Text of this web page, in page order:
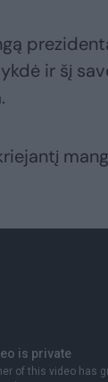
ir šį